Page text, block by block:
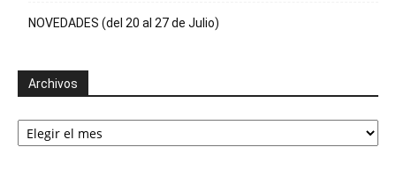
NOVEDADES (del 20 al 27 de Julio)
Archivos
Archivos